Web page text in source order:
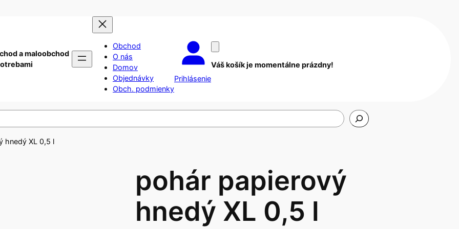
a maloobchod
Obchod
O nás
Domov
Objednávky
Obch. podmienky
Prihlásenie
Váš košík je momentálne prázdny!
hnedý XL 0,5 l
pohár papierový
hnedý XL 0,5 l